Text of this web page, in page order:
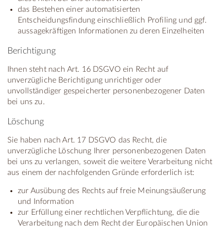
das Bestehen einer automatisierten
Entscheidungsfindung einschließlich Profiling und ggf.
aussagekräftigen Informationen zu deren Einzelheiten
Berichtigung
Ihnen steht nach Art. 16 DSGVO ein Recht auf
unverzügliche Berichtigung unrichtiger oder
unvollständiger gespeicherter personenbezogener Daten
bei uns zu.
Löschung
Sie haben nach Art. 17 DSGVO das Recht, die
unverzügliche Löschung Ihrer personenbezogenen Daten
bei uns zu verlangen, soweit die weitere Verarbeitung nicht
aus einem der nachfolgenden Gründe erforderlich ist:
zur Ausübung des Rechts auf freie Meinungsäußerung
und Information
zur Erfüllung einer rechtlichen Verpflichtung, die die
Verarbeitung nach dem Recht der Europäischen Union